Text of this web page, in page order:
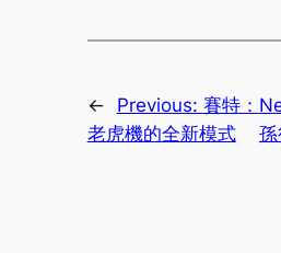
← Previous: 賽特：
老虎機的全新模式